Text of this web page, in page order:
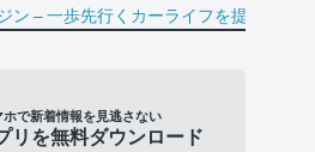
ホで新着情報を見逃さない
リを無料ダウンロード